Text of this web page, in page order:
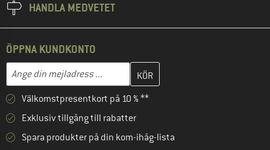
HANDLA MEDVETET
ÖPPNA KUNDKONTO
Mejladress
Skriv in din e-postadress här och skapa ditt kundkonto i nästa
Välkomstpresentkort på 10 % **
Exklusiv tillgång till rabatter
Spara produkter på din kom-ihåg-lista